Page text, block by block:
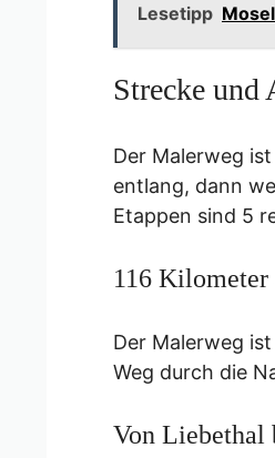
Lesetipp
Strecke und
Der Malerweg
entlang, dann
Etappen sind 5
116 Kilometer
Der Malerweg
Weg durch die
Von Liebethal